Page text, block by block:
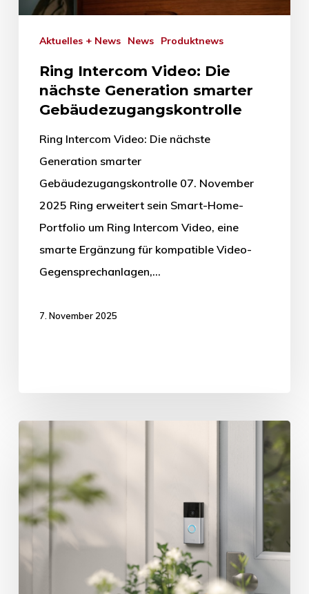
Aktuelles + News News Produktnews
Ring Intercom Video: Die
nächste Generation smarter
Gebäudezugangskontrolle
Ring Intercom Video: Die nächste
Generation smarter
Gebäudezugangskontrolle 07. November
2025 Ring erweitert sein Smart-Home-
Portfolio um Ring Intercom Video, eine
smarte Ergänzung für kompatible Video-
Gegensprechanlagen,…
7. November 2025